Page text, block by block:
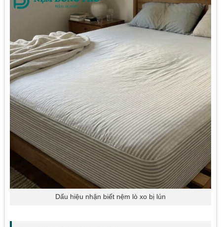
Dấu hiệu nhận biết nệm lò xo bị lún